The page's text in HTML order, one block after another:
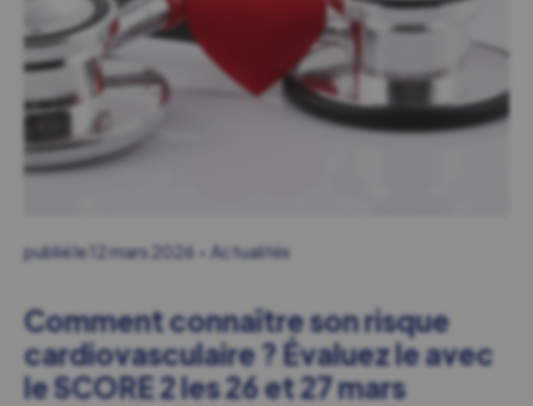
publié le 12 mars 2026 Actualités
Comment connaître son risque
cardiovasculaire ? Évaluez le avec
le SCORE 2 les 26 et 27 mars